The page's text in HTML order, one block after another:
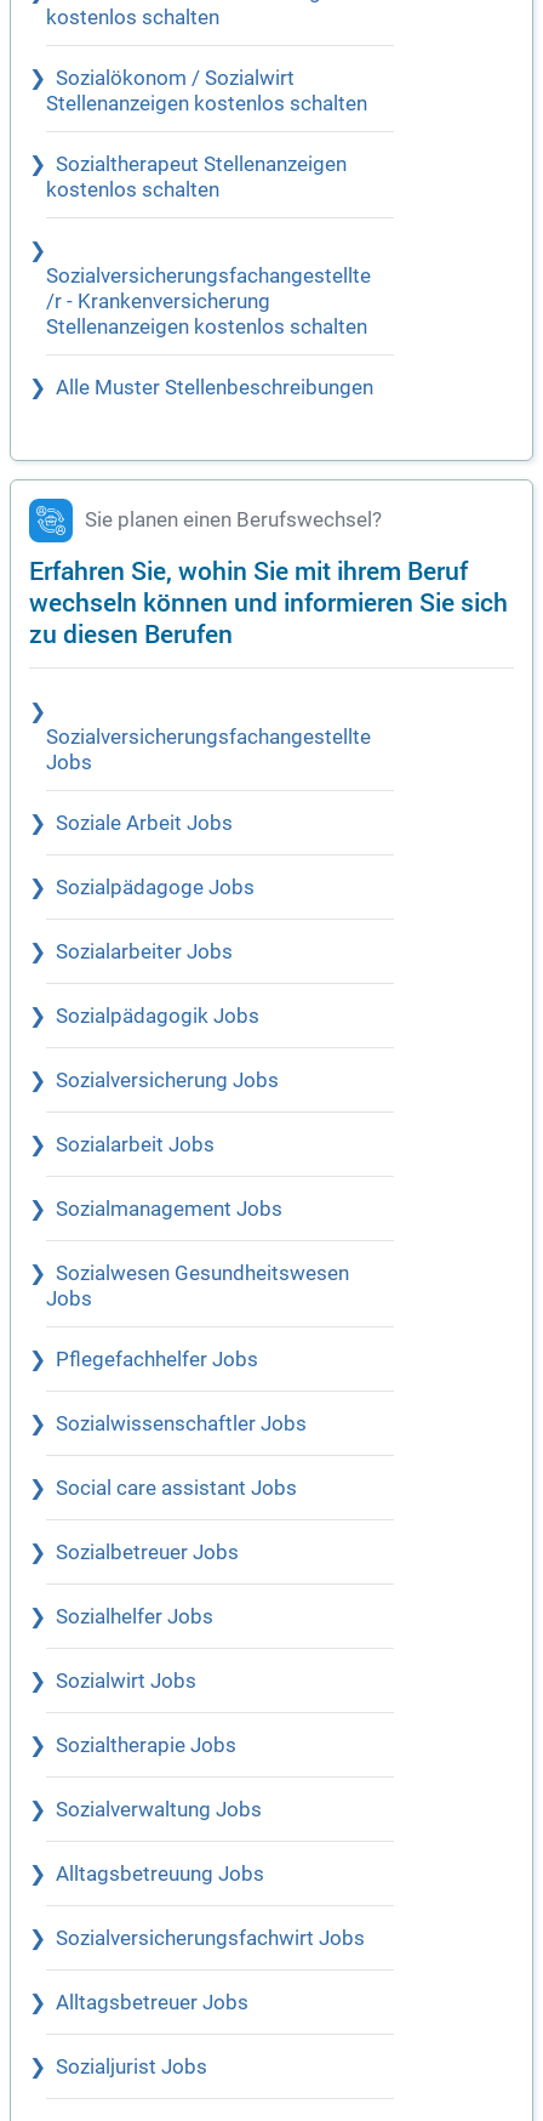
kostenlos schalten
Sozialökonom / Sozialwirt
Stellenanzeigen kostenlos schalten
Sozialtherapeut Stellenanzeigen
kostenlos schalten
Sozialversicherungsfachangestellte
/r - Krankenversicherung
Stellenanzeigen kostenlos schalten
Alle Muster Stellenbeschreibungen
Sie planen einen Berufswechsel?
Erfahren Sie, wohin Sie mit ihrem Beruf
wechseln können und informieren Sie sich
zu diesen Berufen
Sozialversicherungsfachangestellte
Jobs
Soziale Arbeit Jobs
Sozialpädagoge Jobs
Sozialarbeiter Jobs
Sozialpädagogik Jobs
Sozialversicherung Jobs
Sozialarbeit Jobs
Sozialmanagement Jobs
Sozialwesen Gesundheitswesen
Jobs
Pflegefachhelfer Jobs
Sozialwissenschaftler Jobs
Social care assistant Jobs
Sozialbetreuer Jobs
Sozialhelfer Jobs
Sozialwirt Jobs
Sozialtherapie Jobs
Sozialverwaltung Jobs
Alltagsbetreuung Jobs
Sozialversicherungsfachwirt Jobs
Alltagsbetreuer Jobs
Sozialjurist Jobs